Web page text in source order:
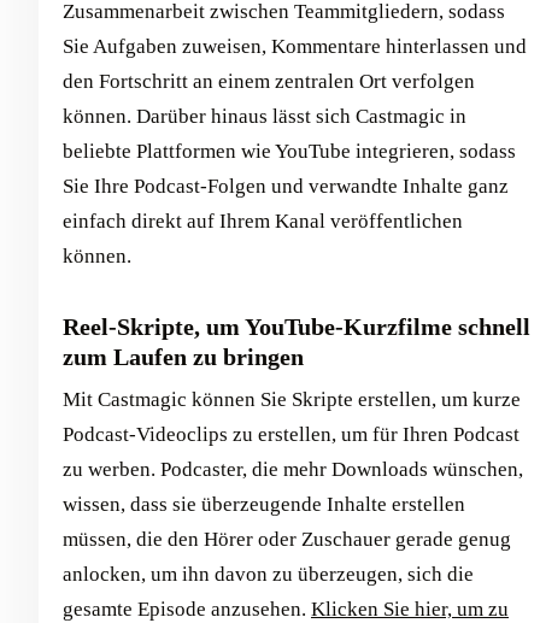
Zusammenarbeit zwischen Teammitgliedern, sodass
Sie Aufgaben zuweisen, Kommentare hinterlassen und
den Fortschritt an einem zentralen Ort verfolgen
können. Darüber hinaus lässt sich Castmagic in
beliebte Plattformen wie YouTube integrieren, sodass
Sie Ihre Podcast-Folgen und verwandte Inhalte ganz
einfach direkt auf Ihrem Kanal veröffentlichen
können.
Reel-Skripte, um YouTube-Kurzfilme schnell
zum Laufen zu bringen
Mit Castmagic können Sie Skripte erstellen, um kurze
Podcast-Videoclips zu erstellen, um für Ihren Podcast
zu werben. Podcaster, die mehr Downloads wünschen,
wissen, dass sie überzeugende Inhalte erstellen
müssen, die den Hörer oder Zuschauer gerade genug
anlocken, um ihn davon zu überzeugen, sich die
gesamte Episode anzusehen. Klicken Sie hier, um zu